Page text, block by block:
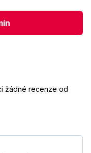
žádné recenze od